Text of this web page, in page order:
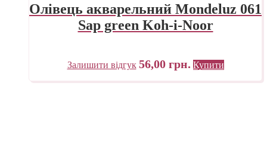
Олівець акварельний Mondeluz 061
Sap green Koh-i-Noor
Залишити відгук 56,00 грн. Купити